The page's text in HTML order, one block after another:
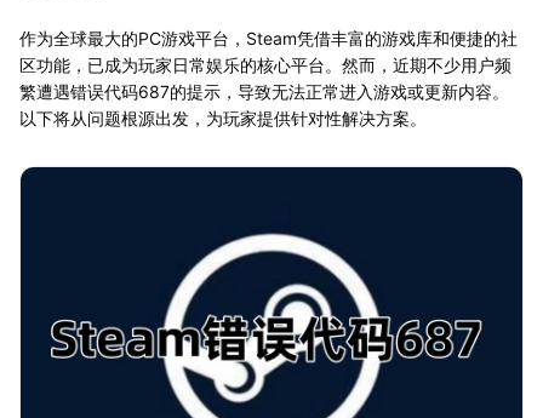
作为全球最大的PC游戏平台，Steam凭借丰富的游戏库和便捷的社
区功能，已成为玩家日常娱乐的核心平台。然而，近期不少用户频
繁遭遇错误代码687的提示，导致无法正常进入游戏或更新内容。
以下将从问题根源出发，为玩家提供针对性解决方案。